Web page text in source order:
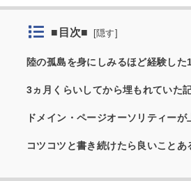
■目次■ [隠す]
陸の孤島を身にしみるほど経験した
3ヵ月くらいしてから埋もれていた
ドメイン・ページオーソリティー
コツコツと書き続けたら良いことあ